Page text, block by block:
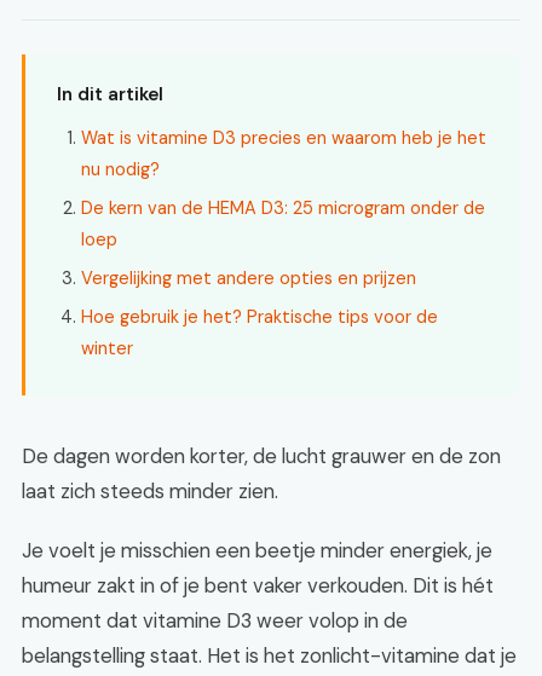
In dit artikel
Wat is vitamine D3 precies en waarom heb je het
nu nodig?
De kern van de HEMA D3: 25 microgram onder de
loep
Vergelijking met andere opties en prijzen
Hoe gebruik je het? Praktische tips voor de
winter
De dagen worden korter, de lucht grauwer en de zon
laat zich steeds minder zien.
Je voelt je misschien een beetje minder energiek, je
humeur zakt in of je bent vaker verkouden. Dit is hét
moment dat vitamine D3 weer volop in de
belangstelling staat. Het is het zonlicht-vitamine dat je